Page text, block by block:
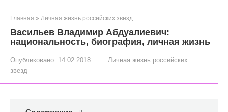
Главная » Личная жизнь российских звезд
Васильев Владимир Абдуалиевич:
национальность, биография, личная жизнь
Опубликовано: 14.02.2018
Личная жизнь российских
звезд